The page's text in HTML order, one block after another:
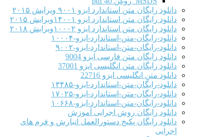
دانلود رایگان متن استاندارد ایزو ۹۰۰۱ ویرایش ۲۰۱۵
دانلود رایگان متن استاندارد ایزو ۱۴۰۰۱ویرایش ۲۰۱۵
دانلود رایگان متن استاندارد ایزو ۱۰۰۰۲ویرایش ۲۰۱۸
دانلود-رایگان-متن-استاندارد-ایزو-۱۰۰۰۴
دانلود-رایگان-متن-استاندارد-ایزو-۹۰۰۲
دانلود رایگان متن فارسی ایزو 9004
دانلود رایگان متن انگلیسی ایزو 37001
دانلود متن انگلیسی ایزو 22716
دانلود-رایگان-متن-استاندارد-ایزو-۱۳۴۸۵
دانلود-رایگان-متن-استاندارد-ایزو-۱۷۰۲۵
دانلود-رایگان-متن-استاندارد-ایزو-۱۰۶۶۸
دانلود رایگان روش اجرایی آموزش
دانلود رایگان پکیج دستورالعمل انبارش و فرم های
اجرایی